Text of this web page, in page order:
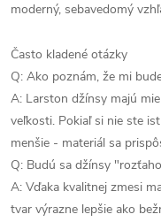
moderný, sebavedomý
Často kladené otázky
Q: Ako poznám, že mi
A: Larston džínsy majú
veľkosti. Pokiaľ si nie ste
menšie - materiál sa
Q: Budú sa džínsy
A: Vďaka kvalitnej zmesi
tvar výrazne lepšie ako